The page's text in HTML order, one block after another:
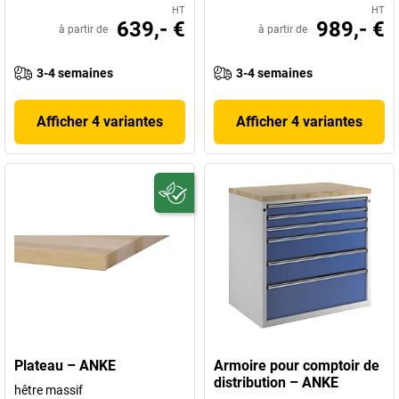
HT
à partir de 639,- €
3-4 semaines
Afficher 4 variantes
HT
à partir de 989,- €
3-4 semaines
Afficher 4 variantes
Plateau – ANKE
hêtre massif
Armoire pour comptoir de
distribution – ANKE